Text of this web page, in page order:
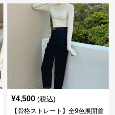
¥4,500 (税込)
【骨格ストレート】全9色展開首